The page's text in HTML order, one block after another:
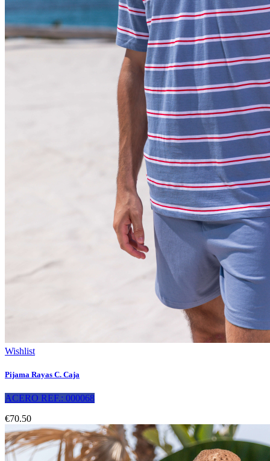
Wishlist
Pijama Rayas C. Caja
ACERO REF.: 000068
€70.50